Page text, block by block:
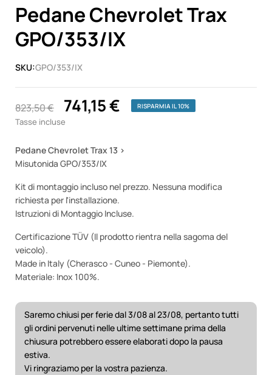
Pedane Chevrolet Trax
GPO/353/IX
SKU:GPO/353/IX
823,50 € 741,15 € RISPARMIA IL 10%
Tasse incluse
Pedane Chevrolet Trax 13 >
Misutonida GPO/353/IX
Kit di montaggio incluso nel prezzo. Nessuna modifica
richiesta per l'installazione.
Istruzioni di Montaggio Incluse.
Certificazione TÜV (Il prodotto rientra nella sagoma del
veicolo).
Made in Italy (Cherasco - Cuneo - Piemonte).
Materiale: Inox 100%.
Saremo chiusi per ferie dal 3/08 al 23/08, pertanto tutti
gli ordini pervenuti nelle ultime settimane prima della
chiusura potrebbero essere elaborati dopo la pausa
estiva.
Vi ringraziamo per la vostra pazienza.